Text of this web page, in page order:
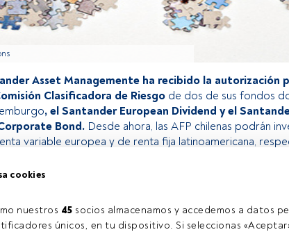
cookies
nuestros 45 socios almacenamos y accedemos a datos
únicos, en tu dispositivo. Si seleccionas
Asset Managemente ha recibido la autorización
Clasificadora de Riesgo de dos de sus fondos
, el Santander European Dividend y el
Bond. Desde ahora, las AFP chilenas podrán
variable europea y de renta fija latinoamericana,
accede desde el botón Login. Si aún no tienes
a registrarte y disfrutar de todo el universo que ofrece